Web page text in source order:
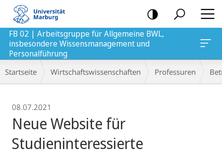
Mobile-
Navigation
und Personalführung
FB 02 | Arbeitsgruppe für Allgemeine BWL,
insbesondere Wissensmanagement und
Personalführung
Breadcrumb-
Navigation
Startseite Wirtschaftswissenschaften Professuren
08.07.2021
Neue Website für
Studieninteressierte